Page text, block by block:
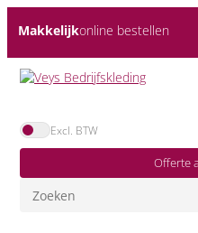
Makkelijkonline bestellen
Excl. BTW
Offerte